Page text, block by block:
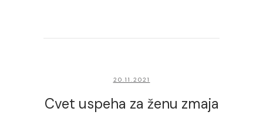
20.11.2021
Cvet uspeha za ženu zmaja